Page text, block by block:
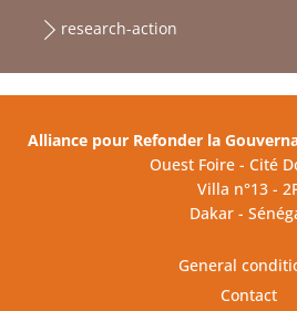
research-action
Alliance pour Refonder la
Ouest Foire - Cité
Villa n°13 -
Dakar -
General
Contact